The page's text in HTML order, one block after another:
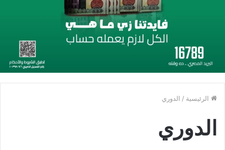
الرئيسية / الدوري
الدوري